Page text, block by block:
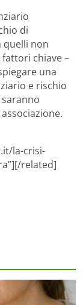
di
quelli non
chiave –
una
e rischio
la-crisi-
related]